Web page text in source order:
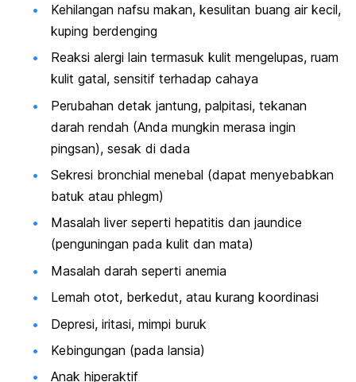
Kehilangan nafsu makan, kesulitan buang air kecil,
kuping berdenging
Reaksi alergi lain termasuk kulit mengelupas, ruam
kulit gatal, sensitif terhadap cahaya
Perubahan detak jantung, palpitasi, tekanan
darah rendah (Anda mungkin merasa ingin
pingsan), sesak di dada
Sekresi bronchial menebal (dapat menyebabkan
batuk atau phlegm)
Masalah liver seperti hepatitis dan jaundice
(penguningan pada kulit dan mata)
Masalah darah seperti anemia
Lemah otot, berkedut, atau kurang koordinasi
Depresi, iritasi, mimpi buruk
Kebingungan (pada lansia)
Anak hiperaktif